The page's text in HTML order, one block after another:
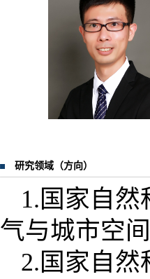
研究领域（方向）
1.国家自然
气与城市空
2.国家自然